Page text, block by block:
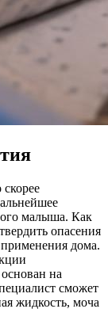
малыша. Как
опасения
дома.
на
сможет
жидкость, моча